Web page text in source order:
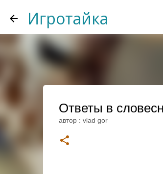
Игротайка
Ответы в
автор : vlad gor